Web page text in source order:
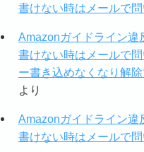
書けない時はメールで
Amazonガイドライン違
書けない時はメールで
ー書き込めなくなり解
より
Amazonガイドライン違
書けない時はメールで